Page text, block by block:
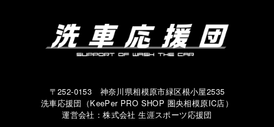
〒252-0153 神奈川県相模原市緑区根小屋2535
洗車応援団（KeePer PRO SHOP 圏央相模原IC店）
運営会社：株式会社 生涯スポーツ応援団